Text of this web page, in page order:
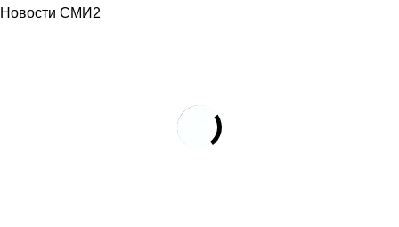
оказалась ее соседкой
Женщина встретила сводную сестру после 29 лет
разлуки благодаря газетной статье
Новости СМИ2